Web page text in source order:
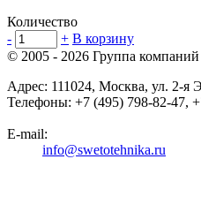
Количество
-
+ В корзину
© 2005 - 2026 Группа
Адрес: 111024, Москва, ул. 2-я
Телефоны: +7 (495) 798-82-47,
E-mail:
info@swetotehnika.ru